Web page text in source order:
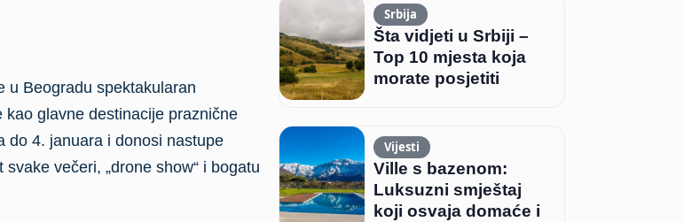
u Beogradu spektakularan
glavne destinacije praznične
do 4. januara i donosi nastupe
večeri, „drone show“ i bogatu
Srbija
Šta vidjeti u Srbiji –
Top 10 mjesta koja
morate posjetiti
Vijesti
Ville s bazenom:
Luksuzni smještaj
koji osvaja domaće i